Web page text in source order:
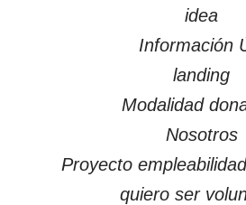
idea
Información
landing
Modalidad
Nosotros
Proyecto
quiero ser